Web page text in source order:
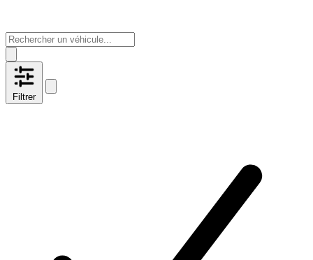
Filtrer